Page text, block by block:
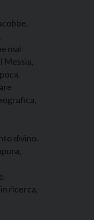
mai
Messia,
divino.
ricerca,